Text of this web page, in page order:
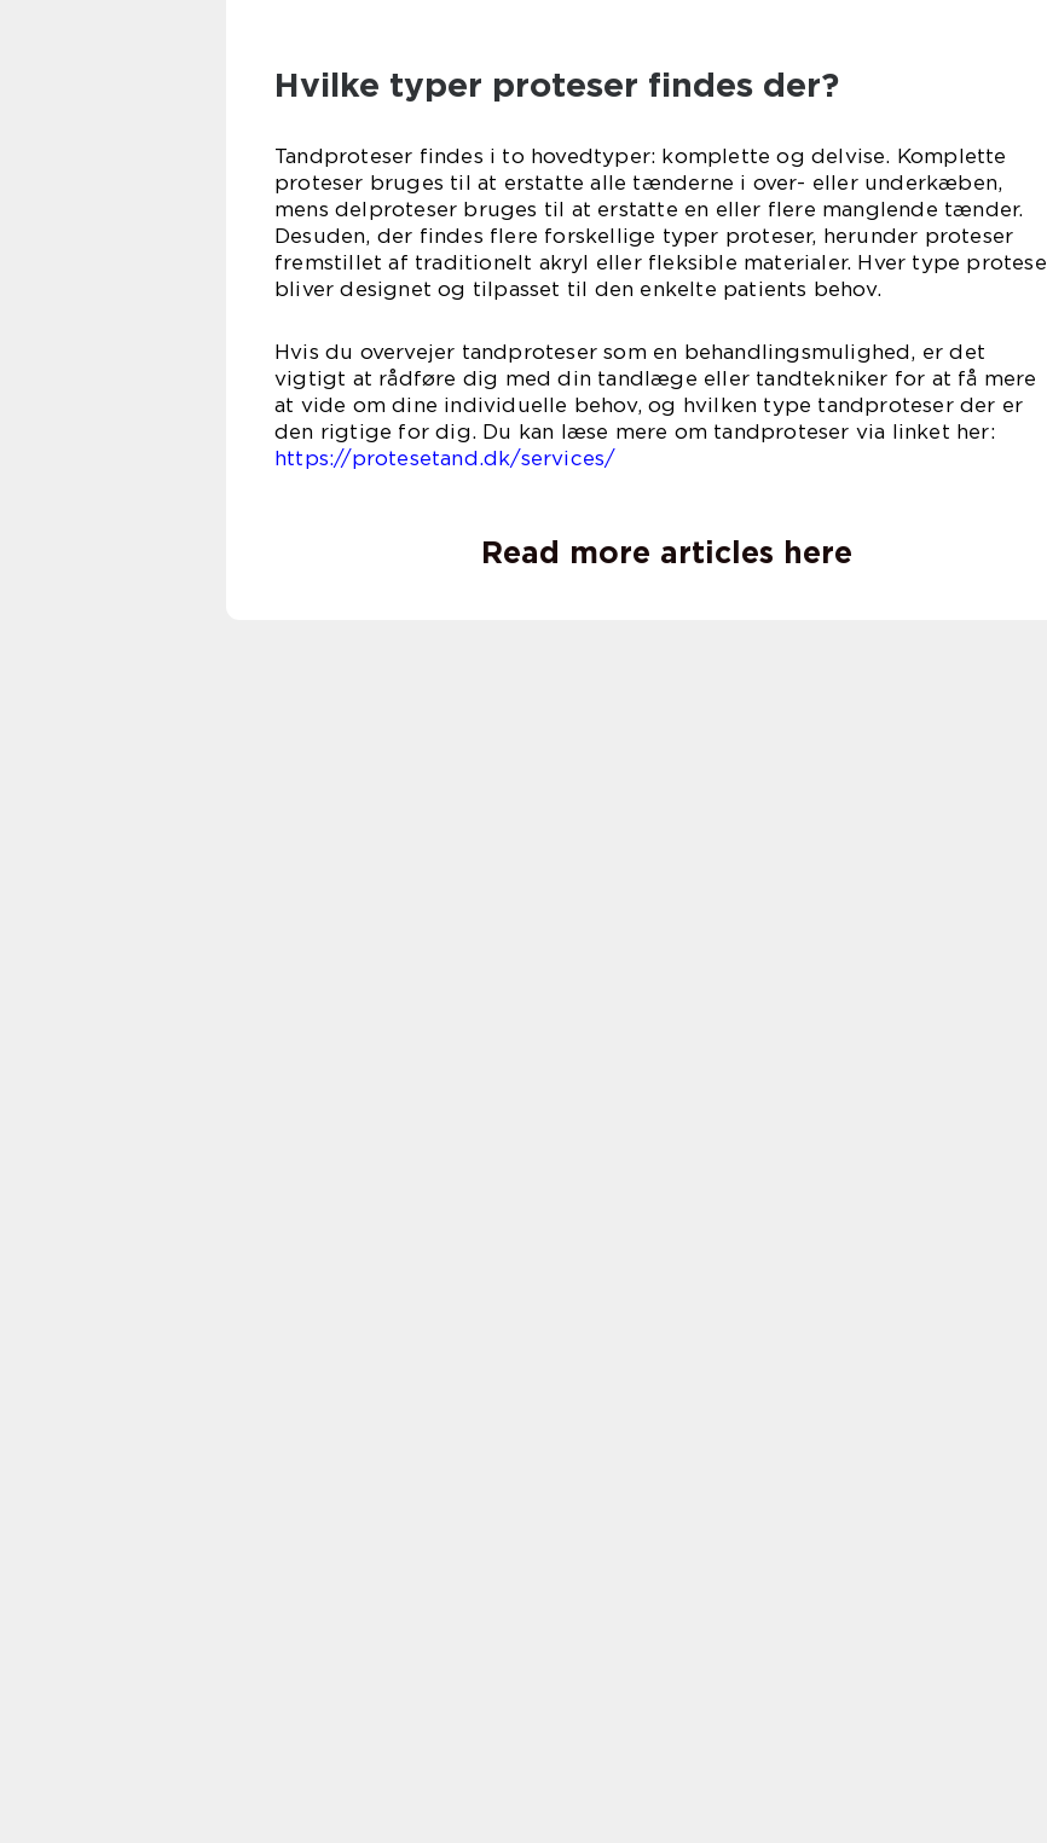
Hvilke typer proteser findes der?
Tandproteser findes i to hovedtyper: komplette og delvise. Komplette
proteser bruges til at erstatte alle tænderne i over- eller underkæben,
mens delproteser bruges til at erstatte en eller flere manglende tænder.
Desuden, der findes flere forskellige typer proteser, herunder proteser
fremstillet af traditionelt akryl eller fleksible materialer. Hver type protese
bliver designet og tilpasset til den enkelte patients behov.
Hvis du overvejer tandproteser som en behandlingsmulighed, er det
vigtigt at rådføre dig med din tandlæge eller tandtekniker for at få mere
at vide om dine individuelle behov, og hvilken type tandproteser der er
den rigtige for dig. Du kan læse mere om tandproteser via linket her:
https://protesetand.dk/services/
Read more articles here